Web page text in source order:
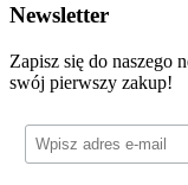
Newsletter
Zapisz się do naszego
swój pierwszy zakup!